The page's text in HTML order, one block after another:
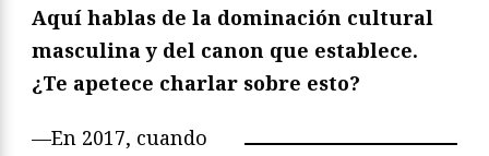
Aquí hablas de la dominación cultural
masculina y del canon que establece.
¿Te apetece charlar sobre esto?
—En 2017, cuando